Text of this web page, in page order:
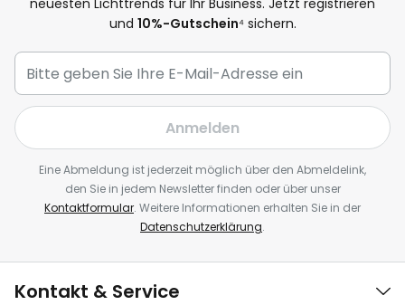
neuesten Lichttrends für Ihr Business. Jetzt registrieren
und 10%-Gutschein⁴ sichern.
Anmelden
Eine Abmeldung ist jederzeit möglich über den Abmeldelink,
den Sie in jedem Newsletter finden oder über unser
Kontaktformular. Weitere Informationen erhalten Sie in der
Datenschutzerklärung.
Kontakt & Service